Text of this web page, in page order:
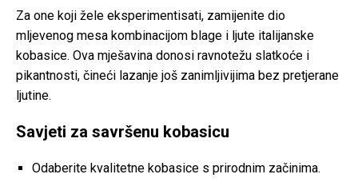
Za one koji žele eksperimentisati, zamijenite dio
mljevenog mesa kombinacijom blage i ljute italijanske
kobasice. Ova mješavina donosi ravnotežu slatkoće i
pikantnosti, čineći lazanje još zanimljivijima bez pretjerane
ljutine.
Savjeti za savršenu kobasicu
Odaberite kvalitetne kobasice s prirodnim začinima.